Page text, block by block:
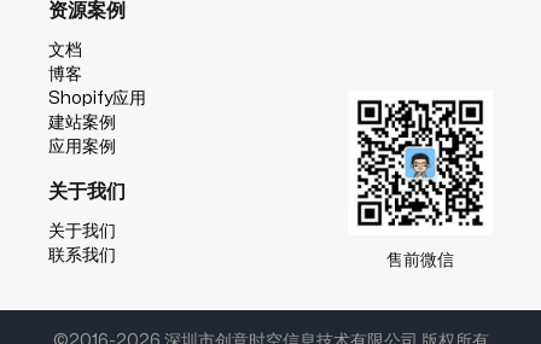
资源案例
文档
博客
Shopify应用
建站案例
应用案例
关于我们
关于我们
联系我们
售前微信